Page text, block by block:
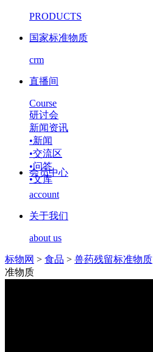
PRODUCTS
国家标准物质
crm
直播间
Course
研讨会
新闻资讯
•新闻
•交流区
•问答
•文库
会员中心
account
关于我们
about us
标物网 > 食品 > 兽药残留标准物质
准物质